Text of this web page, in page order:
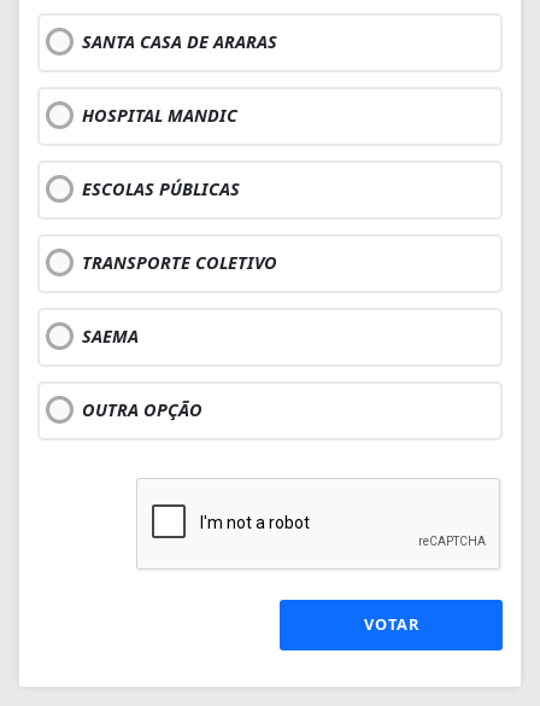
SANTA CASA DE ARARAS
HOSPITAL MANDIC
ESCOLAS PÚBLICAS
TRANSPORTE COLETIVO
SAEMA
OUTRA OPÇÃO
VOTAR